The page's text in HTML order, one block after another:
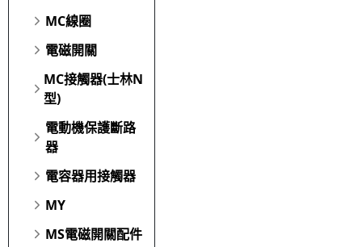
MC線圈
電磁開關
MC接觸器(士林N
型)
電動機保護斷路
器
電容器用接觸器
MY
MS電磁開關配件